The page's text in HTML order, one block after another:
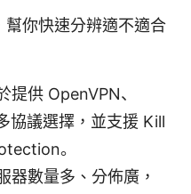
你快速分辨適不適合
提供 OpenVPN、
協議選擇，並支援 Kill
。
器數量多、分佈廣，